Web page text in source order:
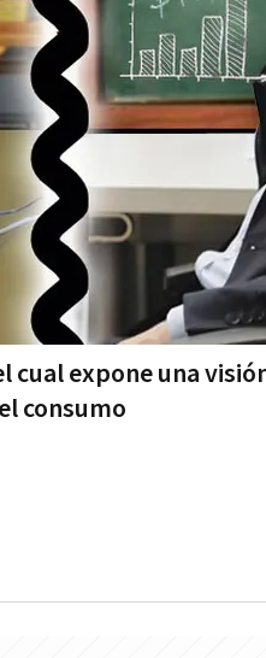
expone una
consumo